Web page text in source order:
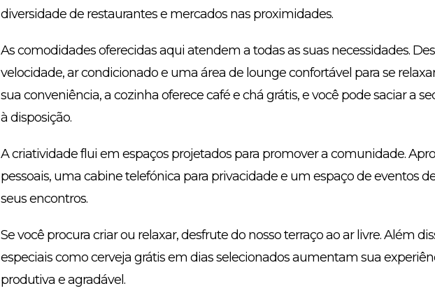
diversidade de restaurantes e mercados nas proximidades.
As comodidades oferecidas aqui atendem a todas as suas necessidades.
velocidade, ar condicionado e uma área de lounge confortável para se
sua conveniência, a cozinha oferece café e chá grátis, e você pode saciar a
à disposição.
A criatividade flui em espaços projetados para promover a comunidade.
pessoais, uma cabine telefónica para privacidade e um espaço de eventos
seus encontros.
Se você procura criar ou relaxar, desfrute do nosso terraço ao ar livre. Além
especiais como cerveja grátis em dias selecionados aumentam sua
produtiva e agradável.